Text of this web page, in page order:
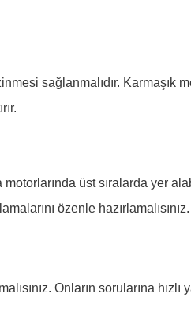
sağlanmalıdır. Karmaşık
üst sıralarda yer
özenle hazırlamalısınız.
Onların sorularına hızlı